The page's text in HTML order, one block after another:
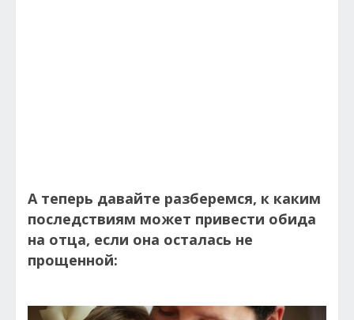
А теперь давайте разберемся, к каким
последствиям может привести обида
на отца, если она осталась не
прощенной: